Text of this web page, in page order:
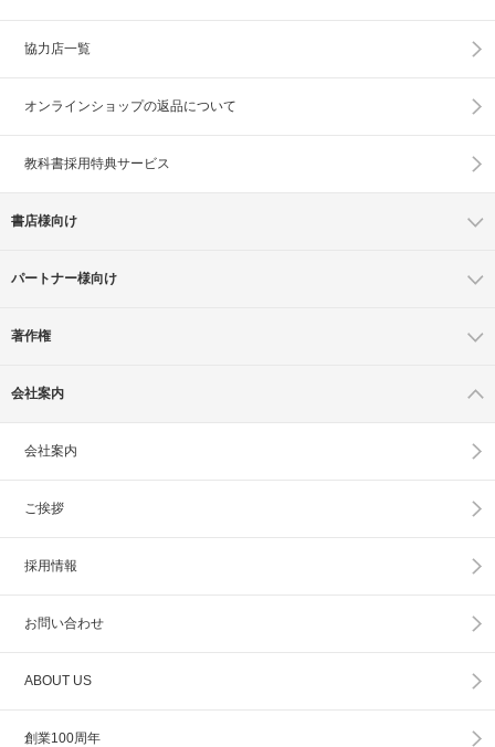
協力店一覧
オンラインショップの返品について
教科書採用特典サービス
書店様向け
パートナー様向け
著作権
会社案内
会社案内
ご挨拶
採用情報
お問い合わせ
ABOUT US
創業100周年